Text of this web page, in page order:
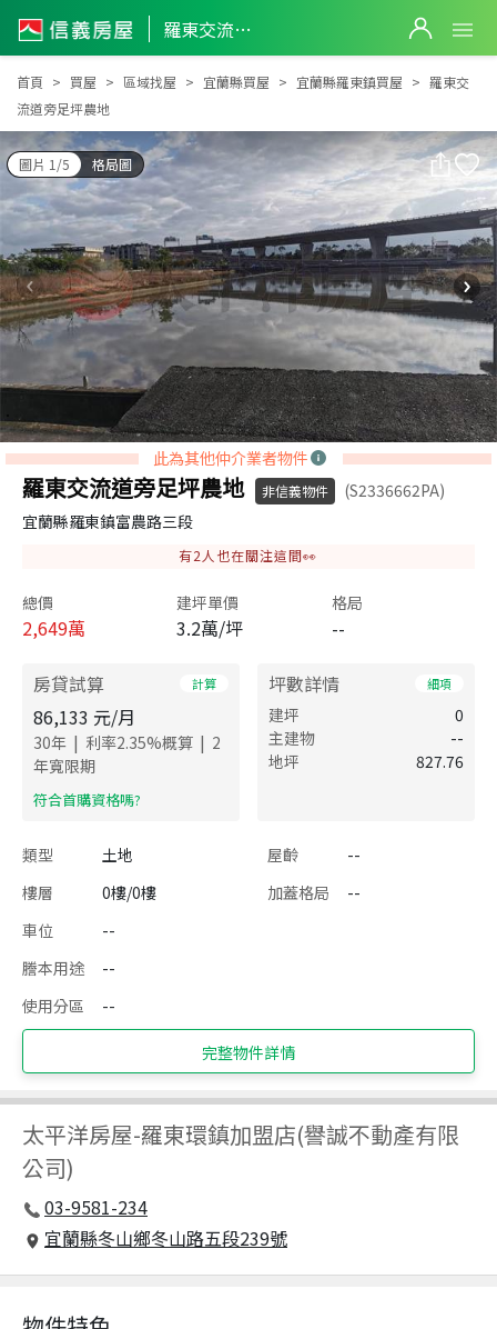
羅東交流道旁足坪農地
羅東交流道旁足坪農地
首頁 買屋 區域找屋 宜蘭縣買屋 宜蘭縣羅東鎮買屋
羅東交
流道旁足坪農地
圖片 1/5 格局圖
此為其他仲介業者物件
羅東交流道旁足坪農地 非信義物件
(S2336662PA)
宜蘭縣羅東鎮富農路三段
有2 人也在關注這間👀
總價
2,649萬
建坪單價
3.2萬/坪
格局
--
房貸試算 計算
86,133 元/月
30年 | 利率2.35%概算 | 2
年寬限期
​符合首購資格嗎?
坪數詳情 細項
建坪
0
主建物
--
地坪
827.76
類型 土地 屋齡
--
樓層
0樓/0樓 加蓋格局
--
車位
--
謄本用途
--
使用分區
--
完整物件詳情
太平洋房屋-羅東環鎮加盟店(譽誠不動產有限
公司)
03-9581-234
宜蘭縣冬山鄉冬山路五段239號